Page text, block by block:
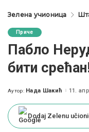
Зелена учионица
Приче
Пабло
бити
Posted
Аутор: Нада Шакић 11.
Dodaj Zelenu